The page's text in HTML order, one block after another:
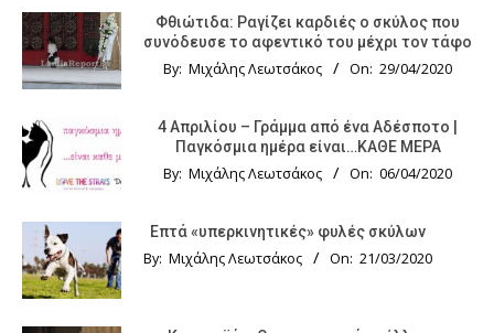
Φθιώτιδα: Ραγίζει καρδιές ο σκύλος που
συνόδευσε το αφεντικό του μέχρι τον τάφο
By: Μιχάλης Λεωτσάκος On: 29/04/2020
4 Απριλίου – Γράμμα από ένα Αδέσποτο |
Παγκόσμια ημέρα είναι…ΚΑΘΕ ΜΕΡΑ
By: Μιχάλης Λεωτσάκος On: 06/04/2020
Επτά «υπερκινητικές» φυλές σκύλων
By: Μιχάλης Λεωτσάκος On: 21/03/2020